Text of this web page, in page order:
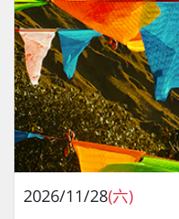
2026/11/28(六)